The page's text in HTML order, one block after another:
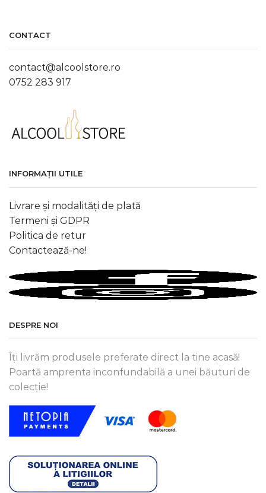
CONTACT
contact@alcoolstore.ro
0752 283 917
INFORMAȚII UTILE
Livrare și modalități de plată
Termeni și GDPR
Politica de retur
Contactează-ne!
DESPRE NOI
Îți livrăm produsele preferate direct la tine acasă!
Poartă amprenta inconfundabilă a unei băuturi de
colecție!